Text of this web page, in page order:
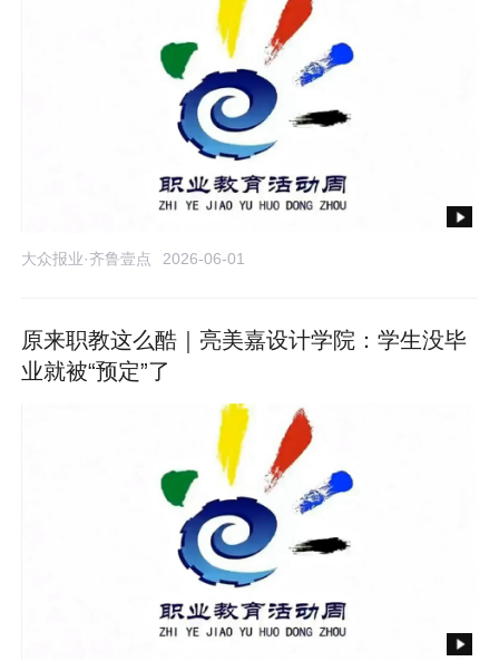
大众报业·齐鲁壹点 2026-06-01
原来职教这么酷｜亮美嘉设计学院：学生没毕
业就被“预定”了